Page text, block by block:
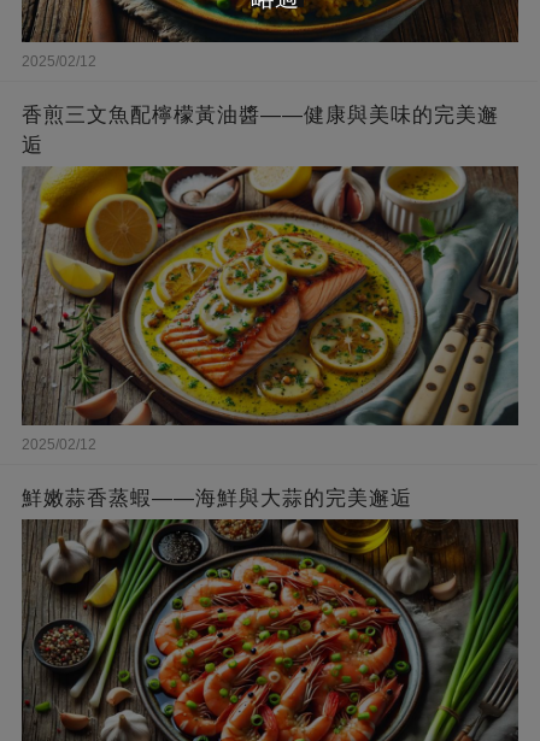
2025/02/12
香煎三文魚配檸檬黃油醬——健康與美味的完美邂
逅
2025/02/12
鮮嫩蒜香蒸蝦——海鮮與大蒜的完美邂逅